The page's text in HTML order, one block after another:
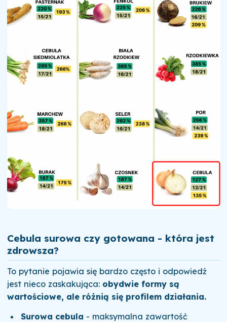
Cebula surowa czy gotowana - która jest
zdrowsza?
To pytanie pojawia się bardzo często i odpowiedź
jest nieco zaskakująca: obydwie formy są
wartościowe, ale różnią się profilem działania.
Surowa cebula - maksymalna zawartość